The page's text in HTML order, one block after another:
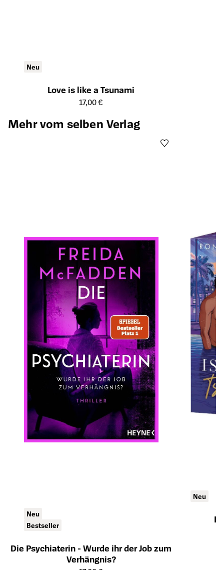
Neu
Love is like a Tsunami
Öffnet die Detailseite des Produkts
17,00 €
Mehr vom selben Verlag
Neu
Bestseller
Die Psychiaterin - Wurde ihr der Job zum
Verhängnis?
Neu